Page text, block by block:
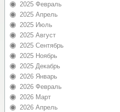
2025 Февраль
2025 Апрель
2025 Июль
2025 Август
2025 Сентябрь
2025 Ноябрь
2025 Декабрь
2026 Январь
2026 Февраль
2026 Март
2026 Апрель